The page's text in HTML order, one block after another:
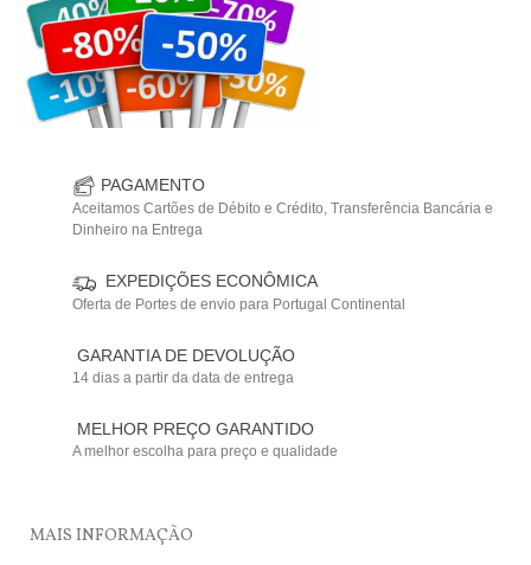
PAGAMENTO
Aceitamos Cartões de Débito e Crédito, Transferência Bancária e
Dinheiro na Entrega
EXPEDIÇÕES ECONÔMICA
Oferta de Portes de envio para Portugal Continental
GARANTIA DE DEVOLUÇÃO
14 dias a partir da data de entrega
MELHOR PREÇO GARANTIDO
A melhor escolha para preço e qualidade
MAIS INFORMAÇÃO